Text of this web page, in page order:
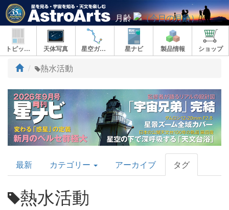
月齢
トピックス 天体写真 星空ガイド 星ナビ 製品情報 ショップ
ト
プ
熱水活動
AstroArts
Topics
最新 カテゴリー アーカイブ タグ
熱水活動